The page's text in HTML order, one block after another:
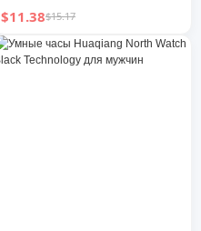
Bluetooth
$11.38$15.17